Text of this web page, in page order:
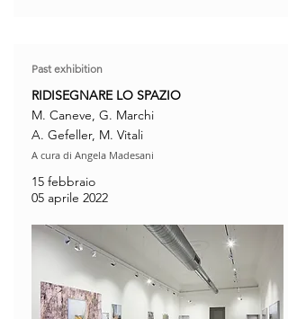
Past exhibition
RIDISEGNARE LO SPAZIO
M. Caneve, G. Marchi
A. Gefeller, M. Vitali
A cura di Angela Madesani
15 febbraio
05 aprile 2022